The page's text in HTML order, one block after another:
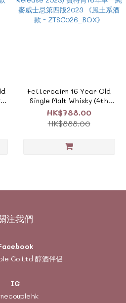
Fettercairn 16 Year Old
Single Malt Whisky (4th
Release 2023) 費特肯16年單
一純麥威士忌第四版2023 《風
土系酒款 - ZTSC026_BOX》
HK$788.00
HK$888.00
注我們
Co Ltd 醇酒伴侶
IG